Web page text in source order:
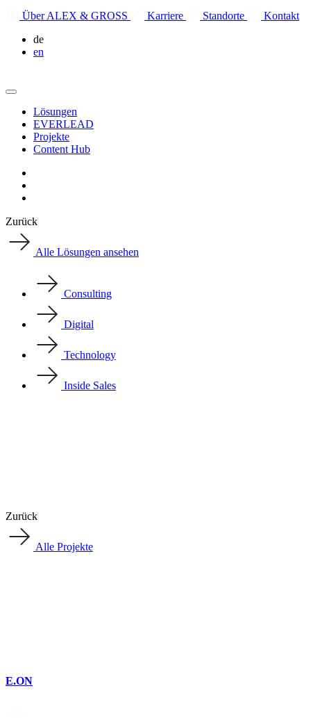
Über ALEX & GROSS Karriere Standorte
Kontakt
de
en
Lösungen
EVERLEAD
Projekte
Content Hub
Zurück
Alle Lösungen ansehen
Consulting
Digital
Technology
Inside Sales
Zurück
Alle Projekte
E.ON